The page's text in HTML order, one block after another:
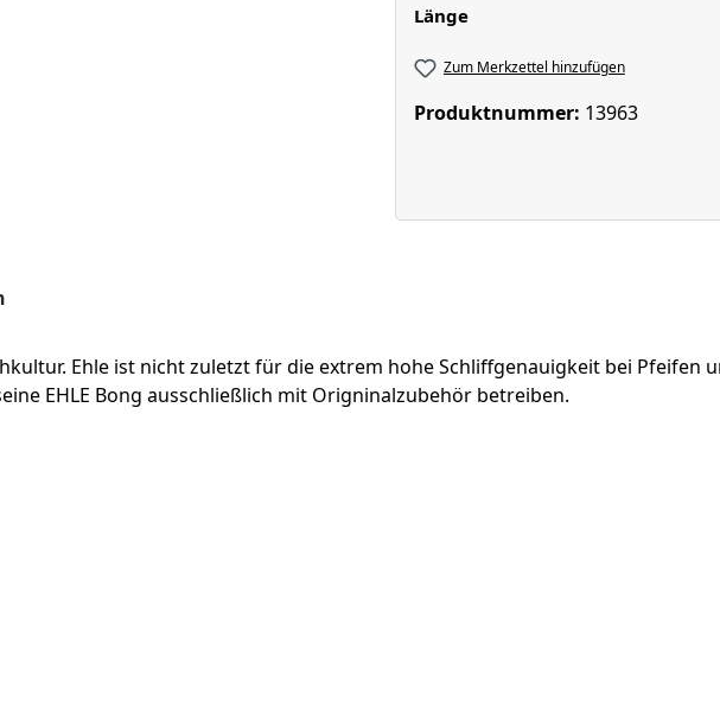
Längeauswählen
Zum Merkzettel hinzufügen
Produktnummer: 13963
Ehle ist nicht zuletzt für die extrem hohe Schliffgenauigkeit bei Pfeifen
EHLE Bong ausschließlich mit Origninalzubehör betreiben.